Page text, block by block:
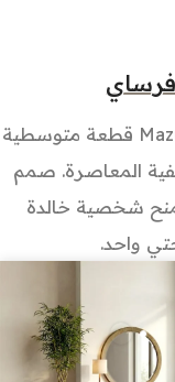
سايدبورد مدخل فرساي من Mazuna Home قطعة متوسطية
المعاصرة. صمم
شخصية خالدة
واحد.